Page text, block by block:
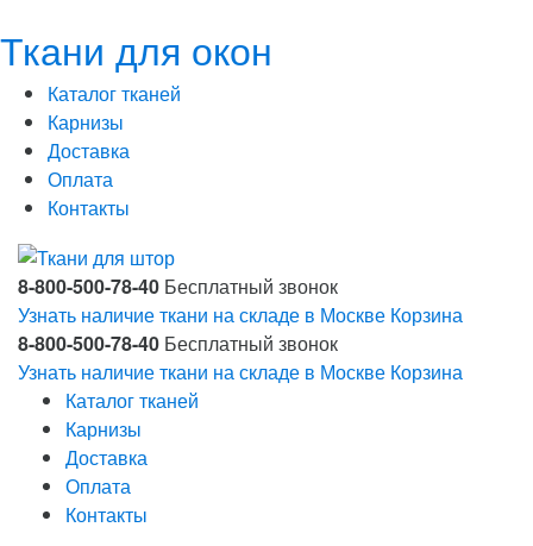
Ткани для окон
Каталог тканей
Карнизы
Доставка
Оплата
Контакты
8-800-500-78-40 Бесплатный звонок
Узнать наличие ткани на складе в Москве Корзина
8-800-500-78-40 Бесплатный звонок
Узнать наличие ткани на складе в Москве Корзина
Каталог тканей
Карнизы
Доставка
Оплата
Контакты